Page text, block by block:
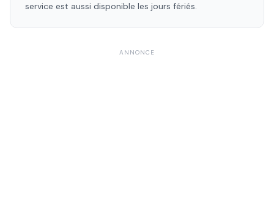
service est aussi disponible les jours fériés.
ANNONCE